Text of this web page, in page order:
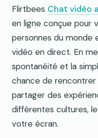
Flirtbees Chat vidéo
en ligne conçue pour
personnes du monde
vidéo en direct. En
spontanéité et la
chance de rencontrer
partager des
différentes cultures,
votre écran.